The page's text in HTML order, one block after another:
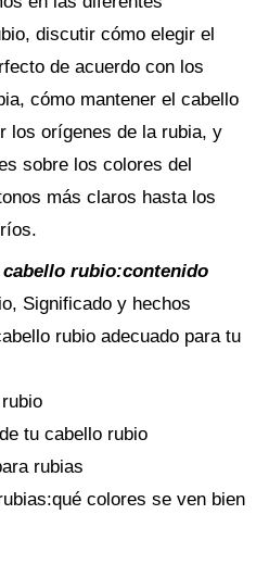
discutir cómo elegir el
de acuerdo con los
cómo mantener el cabello
los orígenes de la rubia, y
sobre los colores del
más claros hasta los
rubio:contenido
Significado y hechos
rubio adecuado para tu
tu cabello rubio
rubias
colores se ven bien